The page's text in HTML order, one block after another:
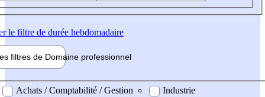
le filtre de durée hebdomadaire
filtres de Domaine professionnel
professionel
Achats / Comptabilité / Gestion
Industrie